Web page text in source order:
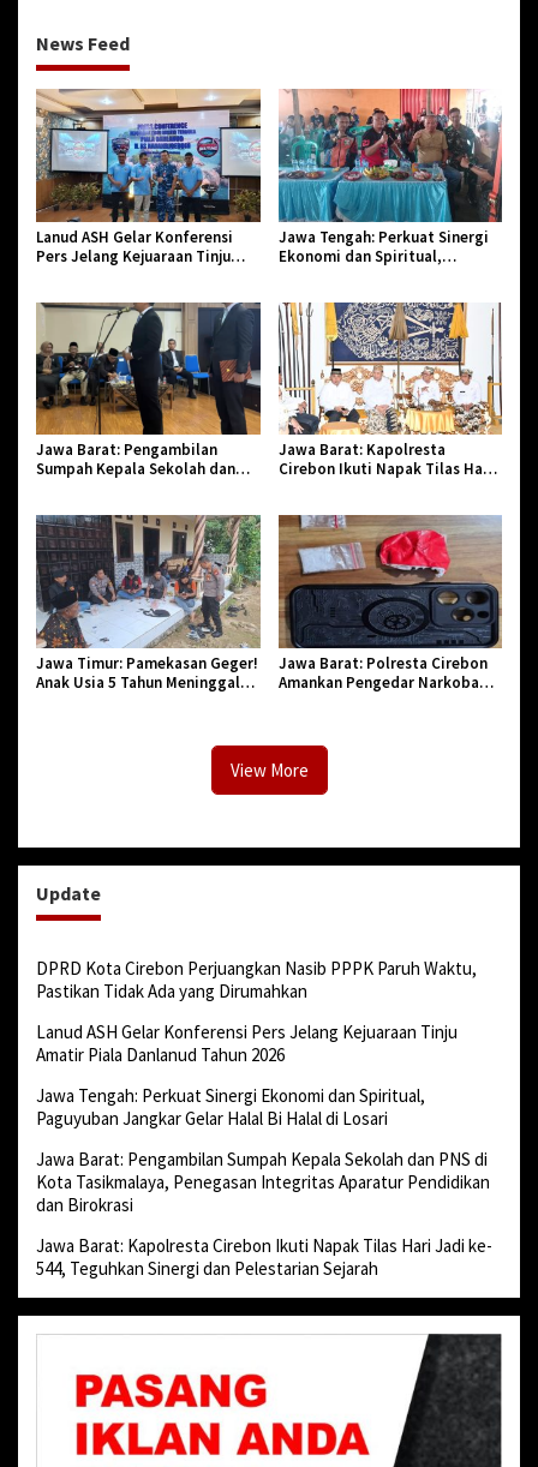
News Feed
Lanud ASH Gelar Konferensi
Pers Jelang Kejuaraan Tinju
Jawa Tengah: Perkuat Sinergi
Ekonomi dan Spiritual,
Jawa Barat: Pengambilan
Sumpah Kepala Sekolah dan
Pendidikan dan Birokrasi
Jawa Barat: Kapolresta
Cirebon Ikuti Napak Tilas Hari
Jawa Timur: Pamekasan Geger!
Anak Usia 5 Tahun Meninggal
Jawa Barat: Polresta Cirebon
Amankan Pengedar Narkoba
View More
Update
DPRD Kota Cirebon Perjuangkan Nasib PPPK Paruh Waktu,
Pastikan Tidak Ada yang Dirumahkan
Lanud ASH Gelar Konferensi Pers Jelang Kejuaraan Tinju
Amatir Piala Danlanud Tahun 2026
Jawa Tengah: Perkuat Sinergi Ekonomi dan Spiritual,
Paguyuban Jangkar Gelar Halal Bi Halal di Losari
Jawa Barat: Pengambilan Sumpah Kepala Sekolah dan PNS di
Kota Tasikmalaya, Penegasan Integritas Aparatur Pendidikan
dan Birokrasi
Jawa Barat: Kapolresta Cirebon Ikuti Napak Tilas Hari Jadi ke-
544, Teguhkan Sinergi dan Pelestarian Sejarah